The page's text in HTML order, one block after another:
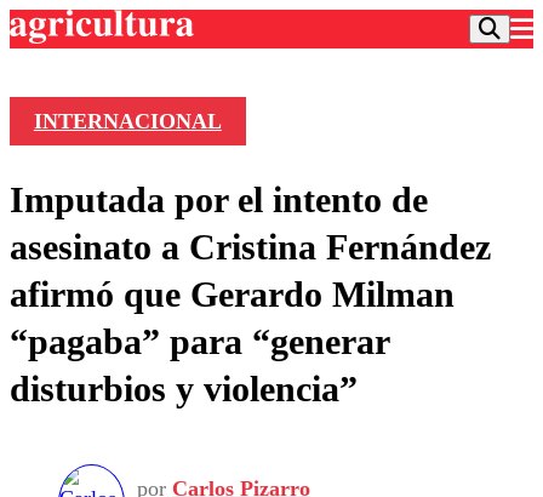
Frecuencias
Agricultura TV
Deportes
Colo Colo
Motor
Otros Deportes
Seleccion Chilena
Entretención
Noticias
Dato Practico
Economía
Vida Social
Publicaciones en medios
Opinión
Comercial
INTERNACIONAL
Imputada por el intento de
asesinato a Cristina Fernández
afirmó que Gerardo Milman
“pagaba” para “generar
disturbios y violencia”
por Carlos Pizarro